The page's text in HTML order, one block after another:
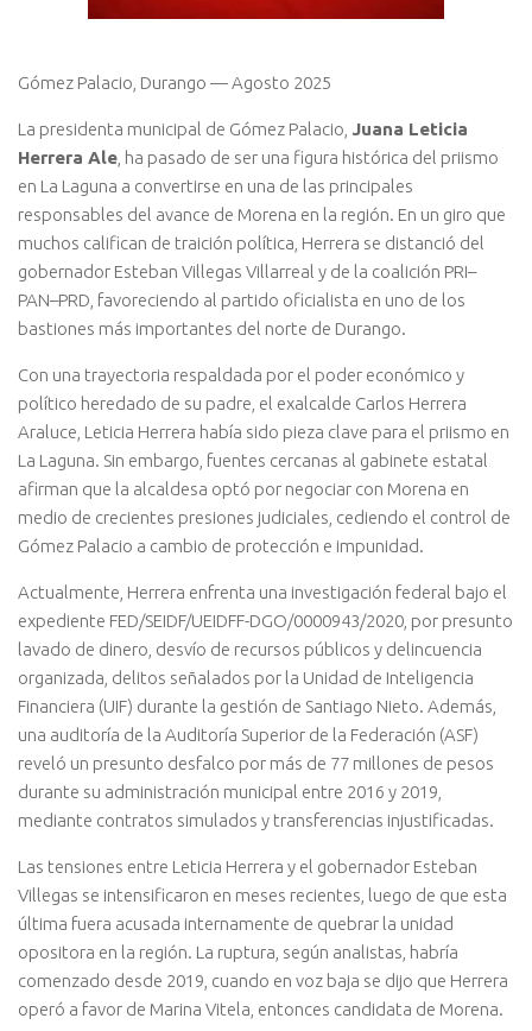
Gómez Palacio, Durango — Agosto 2025
La presidenta municipal de Gómez Palacio, Juana Leticia
Herrera Ale , ha pasado de ser una figura histórica del priismo
en La Laguna a convertirse en una de las principales
responsables del avance de Morena en la región. En un giro que
muchos califican de traición política, Herrera se distanció del
gobernador Esteban Villegas Villarreal y de la coalición PRI–
PAN–PRD, favoreciendo al partido oficialista en uno de los
bastiones más importantes del norte de Durango.
Con una trayectoria respaldada por el poder económico y
político heredado de su padre, el exalcalde Carlos Herrera
Araluce, Leticia Herrera había sido pieza clave para el priismo en
La Laguna. Sin embargo, fuentes cercanas al gabinete estatal
afirman que la alcaldesa optó por negociar con Morena en
medio de crecientes presiones judiciales, cediendo el control de
Gómez Palacio a cambio de protección e impunidad.
Actualmente, Herrera enfrenta una investigación federal bajo el
expediente FED/SEIDF/UEIDFF-DGO/0000943/2020, por presunto
lavado de dinero, desvío de recursos públicos y delincuencia
organizada, delitos señalados por la Unidad de Inteligencia
Financiera (UIF) durante la gestión de Santiago Nieto. Además,
una auditoría de la Auditoría Superior de la Federación (ASF)
reveló un presunto desfalco por más de 77 millones de pesos
durante su administración municipal entre 2016 y 2019,
mediante contratos simulados y transferencias injustificadas.
Las tensiones entre Leticia Herrera y el gobernador Esteban
Villegas se intensificaron en meses recientes, luego de que esta
última fuera acusada internamente de quebrar la unidad
opositora en la región. La ruptura, según analistas, habría
comenzado desde 2019, cuando en voz baja se dijo que Herrera
operó a favor de Marina Vitela, entonces candidata de Morena.